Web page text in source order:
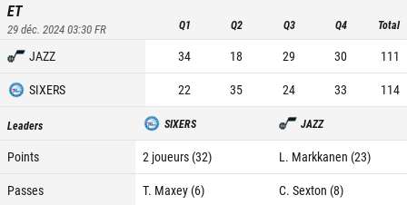
ET
29 déc. 2024 03:30FR Q1 Q2 Q3 Q4 Total
JAZZ 34 18 29 30
111
SIXERS
22 35 24 33 114
Leaders SIXERS JAZZ
Points 2 joueurs (32)
L. Markkanen (23)
Passes
T. Maxey (6) C. Sexton (8)